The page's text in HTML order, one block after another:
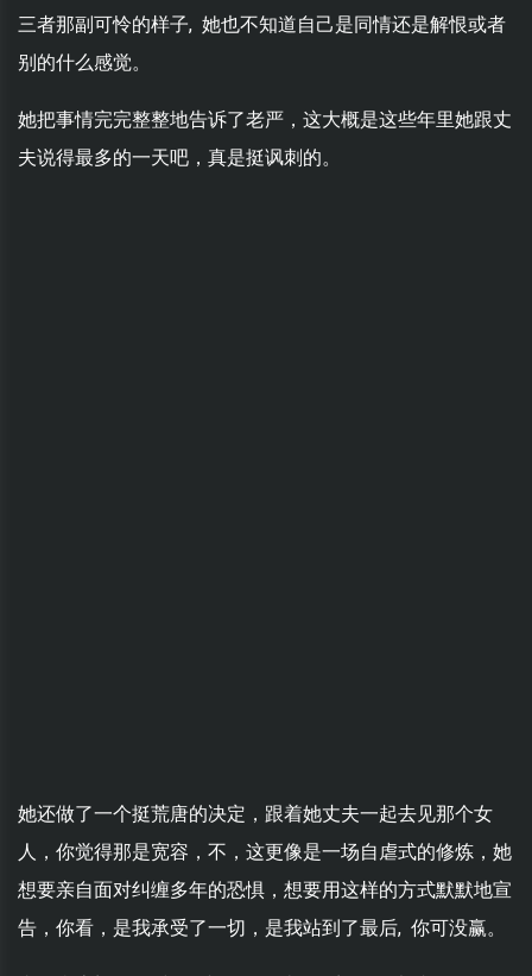
三者那副可怜的样子, 她也不知道自己是同情还是解恨或者
别的什么感觉。
她把事情完完整整地告诉了老严，这大概是这些年里她跟丈
夫说得最多的一天吧，真是挺讽刺的。
她还做了一个挺荒唐的决定，跟着她丈夫一起去见那个女
人，你觉得那是宽容，不，这更像是一场自虐式的修炼，她
想要亲自面对纠缠多年的恐惧，想要用这样的方式默默地宣
告，你看，是我承受了一切，是我站到了最后, 你可没赢。